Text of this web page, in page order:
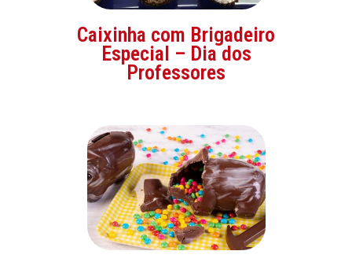
Caixinha com Brigadeiro
Especial – Dia dos
Professores